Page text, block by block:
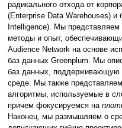
радикального отхода от
(Enterprise Data Warehouses) и
Intelligence). Мы
методы и опыт,
Audience Network на основе
баз данных Greenplum. Мы
баз данных, поддерживающую
среде. Мы также
алгоритмы, используемые в
причем фокусируемся на
Наконец, мы размышляем о